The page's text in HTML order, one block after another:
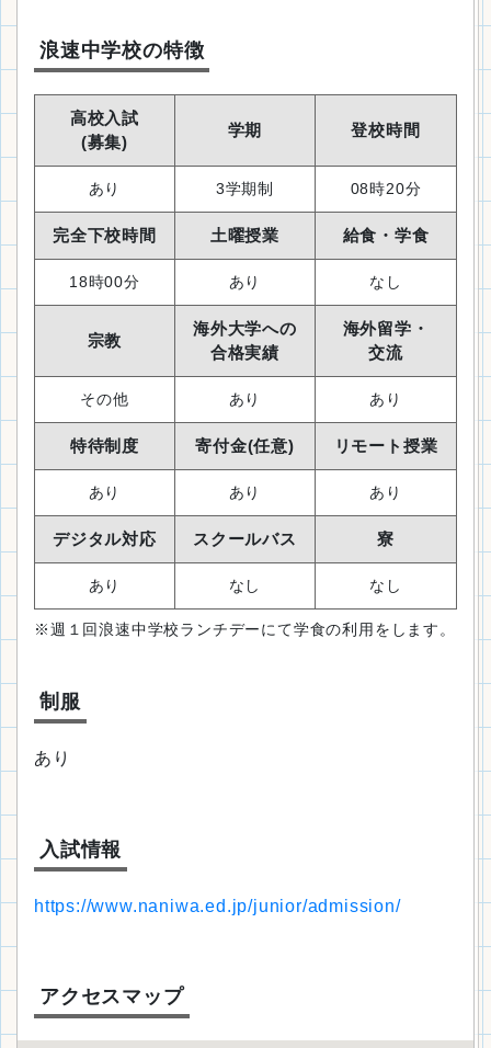
浪速中学校の特徴
高校入試
(募集)
学期 登校時間
あり 3学期制 08時20分
完全下校時間 土曜授業 給食・学食
18時00分 あり なし
宗教
海外大学への
合格実績
海外留学・
交流
その他 あり あり
特待制度 寄付金(任意) リモート授業
あり あり あり
デジタル対応 スクールバス 寮
あり なし なし
※週１回浪速中学校ランチデーにて学食の利用をします。
制服
あり
入試情報
https://www.naniwa.ed.jp/junior/admission/
アクセスマップ